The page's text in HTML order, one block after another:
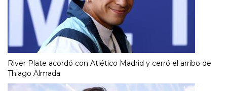
River Plate acordó con Atlético Madrid y cerró el arribo de
Thiago Almada